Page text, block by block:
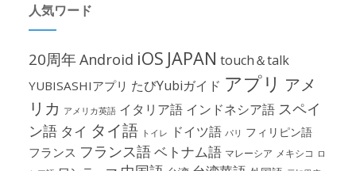
人気ワード
20周年Android iOS JAPAN touch＆talk
YUBISASHIアプリ たびYubiガイド アプリ アメ
リカ アメリカ英語 イタリア語 インドネシア語 スペイ
ン語 タイ タイ語 トイレ ドイツ語 パリ フィリピン語
フランス フランス語ベトナム語 マレーシア メキシコ ロ